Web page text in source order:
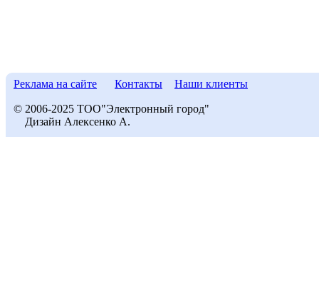
Реклама на сайте Контакты Наши клиенты
© 2006-2025 ТОО"Электронный город"
Дизайн Алексенко А.